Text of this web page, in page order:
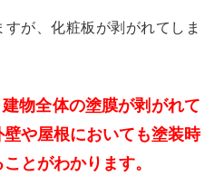
が、化粧板が剥がれてしま
建物全体の塗膜が剥がれて
や屋根においても塗装時
とがわかります。